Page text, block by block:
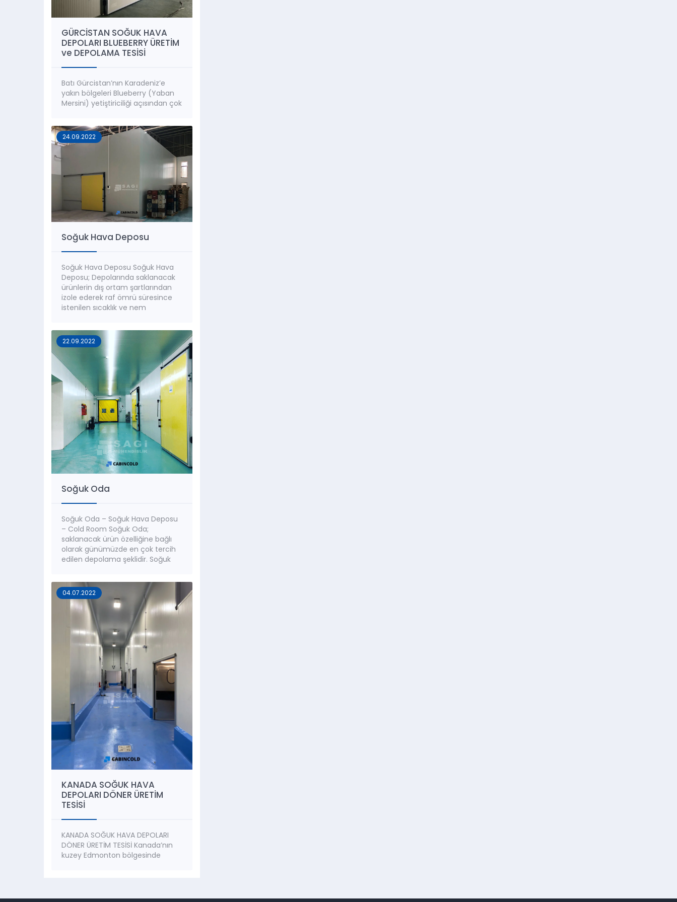
GÜRCİSTAN SOĞUK HAVA
DEPOLARI BLUEBERRY ÜRETİM
ve DEPOLAMA TESİSİ
Batı Gürcistan’nın Karadeniz’e
yakın bölgeleri Blueberry (Yaban
Mersini) yetiştiriciliği açısından çok
Gürcistan’nın Özürgeti, Poti ve
Kobileti bölgeleri başta olmak
Blueberry üretim ve depolama
tesisleri kurulmuştur. Blueberry
hasatı yapıldıktan sonra hızlı bir
şekilde muhafaza edilmesi
gereken bir üründür. Bu nedenle
tesisi...
24.09.2022
Soğuk Hava Deposu
Soğuk Hava Deposu Soğuk Hava
Deposu; Depolarında saklanacak
ürünlerin dış ortam şartlarından
izole ederek raf ömrü süresince
istenilen sıcaklık ve nem
sağlayan mahallerin
oluşturulmasını sağlar. Soğuk Hava
Depoları; Saklanacak ürün cinsine,
ürün özelliğin, istenilen sıcaklık ve
istenilen nem değerine göre
farklılık göstermektedir. Ancak
genel olarak depolamada
sınıflandırma...
22.09.2022
Soğuk Oda
Soğuk Oda – Soğuk Hava Deposu
– Cold Room Soğuk Oda;
saklanacak ürün özelliğine bağlı
olarak günümüzde en çok tercih
edilen depolama şeklidir. Soğuk
koşullandırılması gerekir. Saklama
süreleri; ürün niteliğine göre ve
depolama süresine göre değişir.
Uygun bir sıcaklık seviyesi
sağlandığı...
04.07.2022
KANADA SOĞUK HAVA
DEPOLARI DÖNER ÜRETİM
TESİSİ
KANADA SOĞUK HAVA DEPOLARI
DÖNER ÜRETİM TESİSİ Kanada’nın
kuzey Edmonton bölgesinde